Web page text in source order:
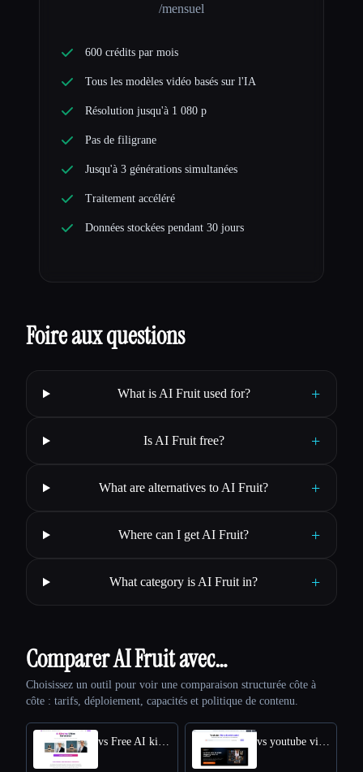
/mensuel
600 crédits par mois
Tous les modèles vidéo basés sur l'IA
Résolution jusqu'à 1 080 p
Pas de filigrane
Jusqu'à 3 générations simultanées
Traitement accéléré
Données stockées pendant 30 jours
Foire aux questions
What is AI Fruit used for? +
Is AI Fruit free? +
What are alternatives to AI Fruit? +
Where can I get AI Fruit? +
What category is AI Fruit in? +
Comparer AI Fruit avec…
Choisissez un outil pour voir une comparaison structurée côte à
côte : tarifs, déploiement, capacités et politique de contenu.
vs Free AI kissing video generator vs youtube video downloader